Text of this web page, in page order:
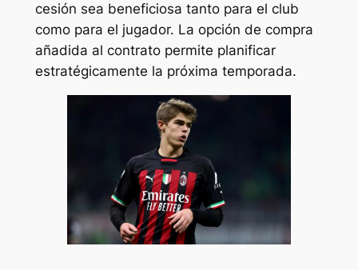
cesión sea beneficiosa tanto para el club
como para el jugador. La opción de compra
añadida al contrato permite planificar
estratégicamente la próxima temporada.